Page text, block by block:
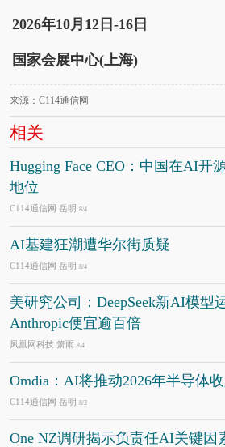
2026年10月 12 日-16 日
国家会展中心(上海)
来源：C114通信网
相关
Hugging Face CEO：中国在AI开
地位
C114通信网 岳明 8/4
AI基建狂潮遭华尔街质疑
C114通信网 岳明 8/4
美研究公司：DeepSeek新AI模型
Anthropic便宜逾百倍
凤凰网科技 箫雨 8/4
Omdia：AI将推动2026年半导体
C114通信网 岳明 8/3
One NZ调研揭示负责任AI关键因